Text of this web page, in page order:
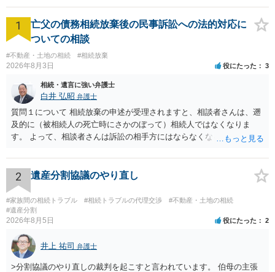
1
亡父の債務相続放棄後の民事訴訟への法的対応に
ついての相談
#不動産・土地の相続 #相続放棄
2026年8月3日 役にたった 3
相続・遺言に強い弁護士
白井 弘昭 弁護士
質問１について 相続放棄の申述が受理されますと、相談者さんは、遡
及的に（被相続人の死亡時にさかのぼって）相続人ではなくなりま
す。 よって、相談者さんは訴訟の相手方にはならなくなるので（明け
理証明を家庭裁判所で取得し、コピーを答弁書に添えて裁判所に提出
してください。 質問２について 請求棄却を求める答弁書を提出すれ
ば、第１回期日は出席する必要がありません。その日は差支え（用事
があり出席できない）との記載で十分です。 質問３について 弁護士で
はないので、ｍｉｎｔｓでの提出の必要は無いと思います。郵送（期
限までに届けばよい）で十分です。 詳細は、書面記載の裁判所書記官
にお問い合わせください。 以上、ご参考まで。
2 遺産分割協議のやり直し
#家族間の相続トラブル #相続トラブルの代理交渉
#不動産・土地の相続
#遺産分割
2026年8月5日 役にたった 2
井上 祐司 弁護士
>分割協議のやり直しの裁判を起こすと言われています。 伯母の主張